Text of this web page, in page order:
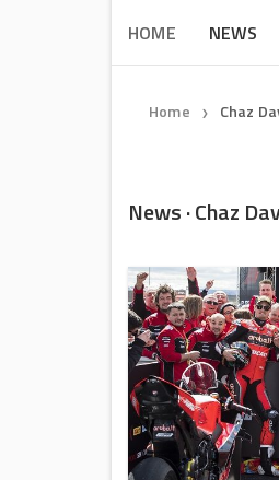
HOME NEWS
Home ❯ Chaz
News · Chaz